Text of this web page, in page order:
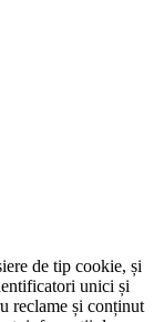
de tip cookie, și
unici și
reclame și conținut